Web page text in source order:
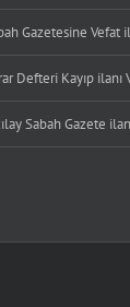
Gazetesine Vefat
Defteri Kayıp ilanı
Sabah Gazete ilan